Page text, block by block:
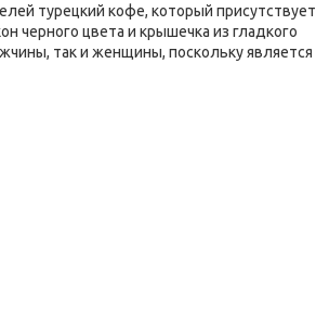
турецкий кофе, который
черного цвета и крышечка из гладкого
так и женщины, поскольку является